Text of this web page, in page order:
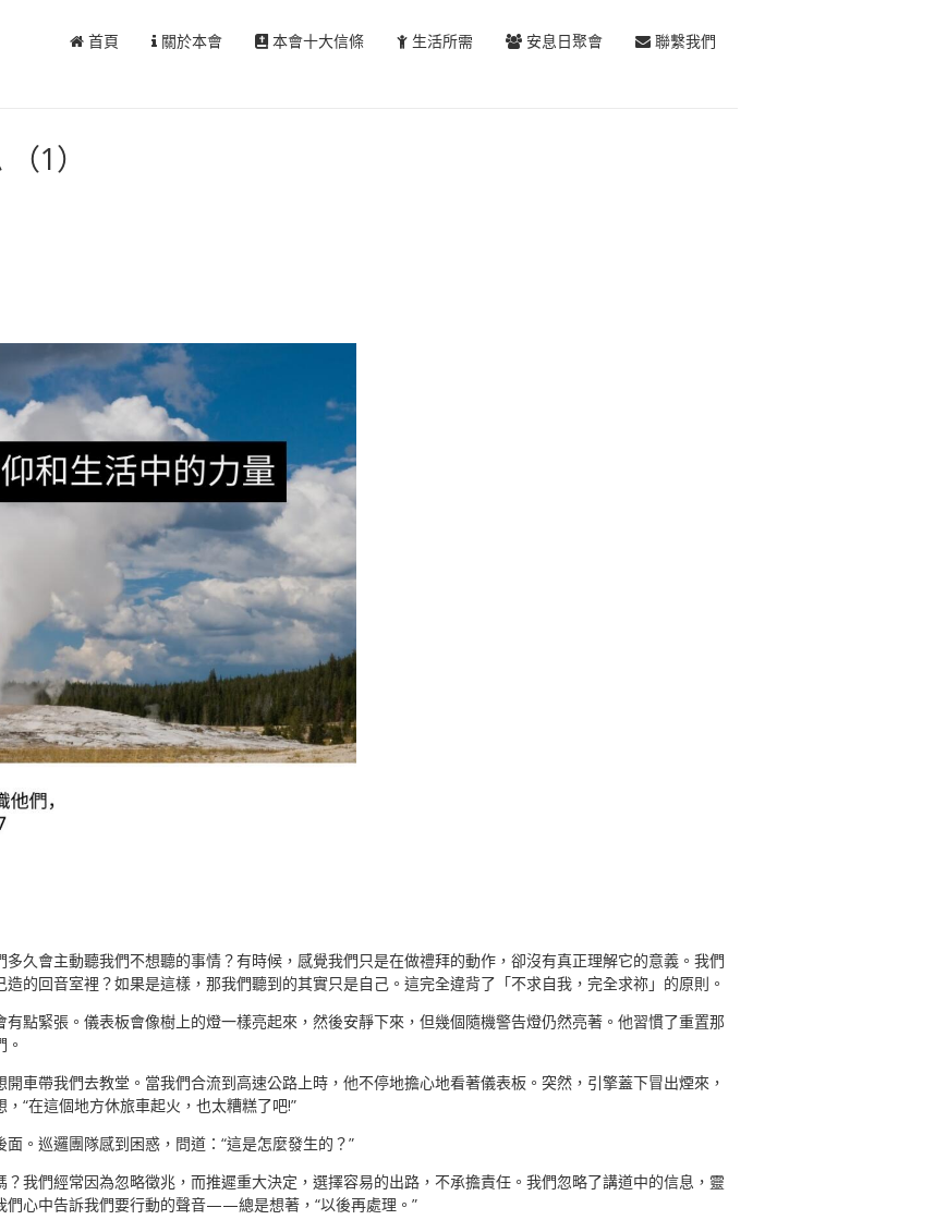
首頁 關於本會 本會十大信條 生活所需 安息日聚會 聯繫我們
1）
久會主動聽我們不想聽的事情？有時候，感覺我們只是在做禮拜的動作，卻沒有真正理解它的意義。我們
的回音室裡？如果是這樣，那我們聽到的其實只是自己。這完全違背了「不求自我，完全求祢」的原則。
點緊張。儀表板會像樹上的燈一樣亮起來，然後安靜下來，但幾個隨機警告燈仍然亮著。他習慣了重置那
車帶我們去教堂。當我們合流到高速公路上時，他不停地擔心地看著儀表板。突然，引擎蓋下冒出煙來，
“在這個地方休旅車起火，也太糟糕了吧!”
。巡邏團隊感到困惑，問道：“這是怎麼發生的？”
我們經常因為忽略徵兆，而推遲重大決定，選擇容易的出路，不承擔責任。我們忽略了講道中的信息，靈
們心中告訴我們要行動的聲音——總是想著，“以後再處理。”